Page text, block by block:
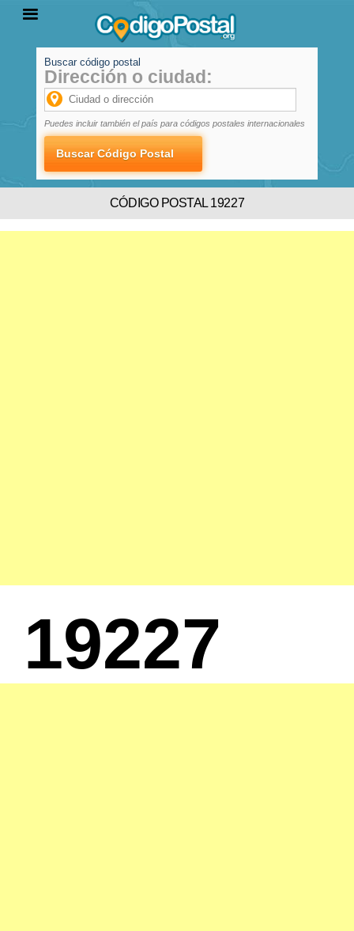
PROVINCIAS
LOCALIDADES
Buscar código postal
Dirección o ciudad:
Puedes incluir también el país para códigos postales internacionales
CÓDIGO POSTAL 19227
19227